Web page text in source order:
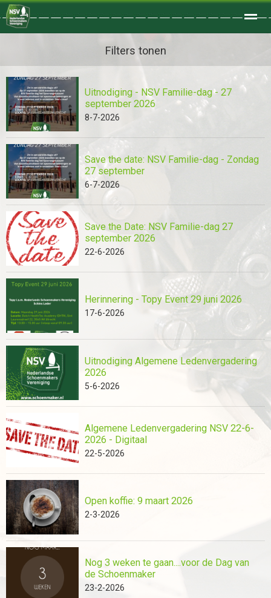
Home Zoeken Foto's
Filters tonen
Uitnodiging - NSV Familie-dag - 27
september 2026
8-7-2026
Save the date: NSV Familie-dag - Zondag
27 september
6-7-2026
Save the Date: NSV Familie-dag 27
september 2026
22-6-2026
Herinnering - Topy Event 29 juni 2026
17-6-2026
Uitnodiging Algemene Ledenvergadering
2026
5-6-2026
Algemene Ledenvergadering NSV 22-6-
2026 - Digitaal
22-5-2026
Open koffie: 9 maart 2026
2-3-2026
Nog 3 weken te gaan....voor de Dag van
de Schoenmaker
23-2-2026